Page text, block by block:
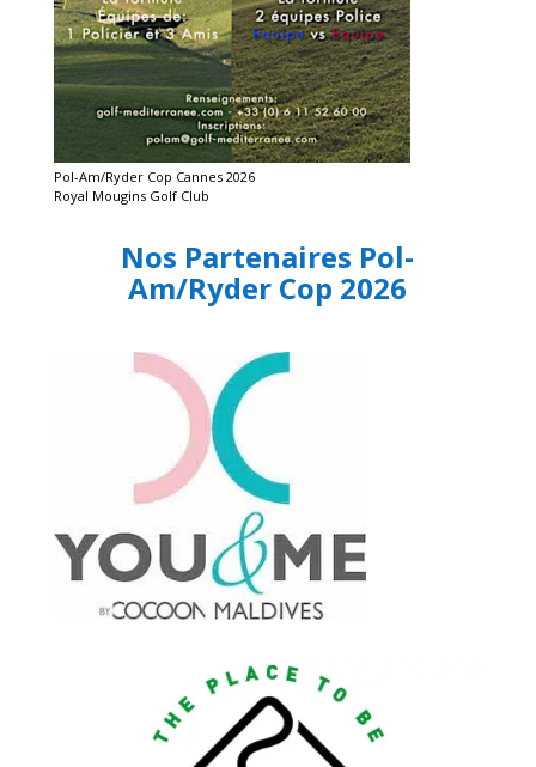
Pol-Am/Ryder Cop Cannes 2026
Royal Mougins Golf Club
Nos Partenaires Pol-
Am/Ryder Cop 2026